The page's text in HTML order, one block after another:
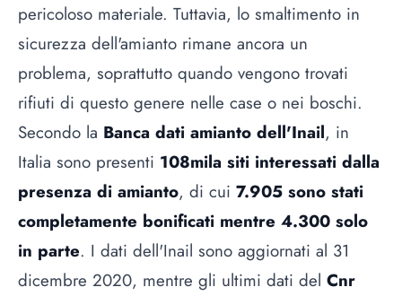
pericoloso materiale. Tuttavia, lo smaltimento in
sicurezza dell'amianto rimane ancora un
problema, soprattutto quando vengono trovati
rifiuti di questo genere nelle case o nei boschi.
Secondo la Banca dati amianto dell'Inail, in
Italia sono presenti 108mila siti interessati dalla
presenza di amianto, di cui 7.905 sono stati
completamente bonificati mentre 4.300 solo
in parte. I dati dell'Inail sono aggiornati al 31
dicembre 2020, mentre gli ultimi dati del Cnr